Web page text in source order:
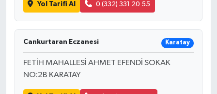
Yol Tarifi Al 0 (332) 331 20 55
Cankurtaran Eczanesi Karatay
FETİH MAHALLESİ AHMET EFENDİ SOKAK
NO:2B KARATAY